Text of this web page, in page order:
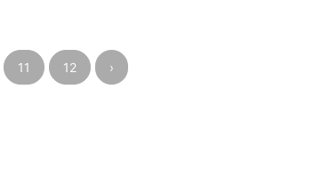
11 12 ›